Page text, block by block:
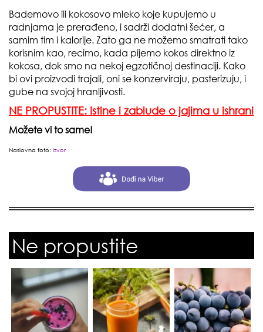
Bademovo ili kokosovo mleko koje kupujemo u
radnjama je prerađeno, i sadrži dodatni šećer, a
samim tim i kalorije. Zato ga ne možemo smatrati tako
korisnim kao, recimo, kada pijemo kokos direktno iz
kokosa, dok smo na nekoj egzotičnoj destinaciji. Kako
bi ovi proizvodi trajali, oni se konzerviraju, pasterizuju, i
gube na svojoj hranljivosti.
NE PROPUSTITE: Istine i zablude o jajima u ishrani
Možete vi to same!
Naslovna foto: izvor
Ne propustite